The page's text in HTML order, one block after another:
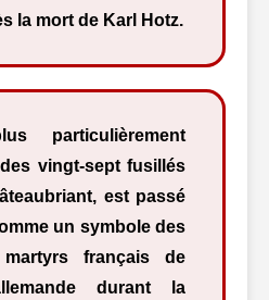
la mort de Karl Hotz.
particulièrement
vingt-sept fusillés
est passé
un symbole des
français de
durant la